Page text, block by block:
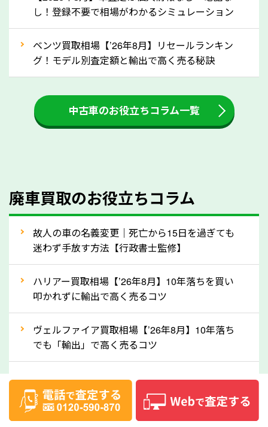
③自動車税の還付金の扱いについて確認し
ましょう！
車を廃車にすると、自動車税の還付金を受け取ること
ができる場合があります。廃車買取業者の中には、還
付金をお客様に返還しない業者もあります。廃車査定
をする際には、自動車税の還付金の返還があるかどう
かを確認するようにしてください。沖縄県のソコカラ
人気の車種は廃車の状態でも、高価買取が可能です。
産車は高く買取が可能です。「廃車＝買取できない」
なら廃車の車も適正価格で買取できます。他社で買取
拒否となった車も価格がつく可能性があるので、諦め
ずに沖縄県の「ソコカラ」にご相談ください。古い車
でも高価買取が可能なケースは珍しくないため、まず
はWebで簡単にできる無料査定をお試しください。
実績」で確認できます。
⑤車内の簡単な清掃で買取価格アップも！
し！登録不要で相場がわかるシミュレーション
ベンツ買取相場【’26年8月】リセールランキン
グ！モデル別査定額と輸出で高く売る秘訣
中古車のお役立ちコラム一覧
廃車買取のお役立ちコラム
故人の車の名義変更｜死亡から15日を過ぎても
迷わず手放す方法【行政書士監修】
ハリアー買取相場【’26年8月】10年落ちを買い
叩かれずに輸出で高く売るコツ
ヴェルファイア買取相場【’26年8月】10年落ち
でも「輸出」で高く売るコツ
デリカD:5買取相場【’26年8月】10年落ちを
「輸出」で高く売るコツ